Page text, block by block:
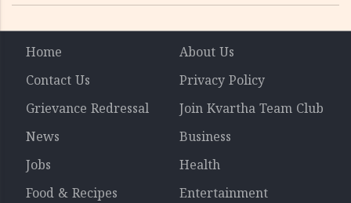
Home
About Us
Contact Us
Privacy Policy
Grievance Redressal
Join Kvartha Team Club
News
Business
Jobs
Health
Food & Recipes
Entertainment